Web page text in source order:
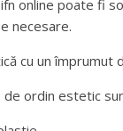
online poate fi
necesare.
cu un împrumut
ordin estetic